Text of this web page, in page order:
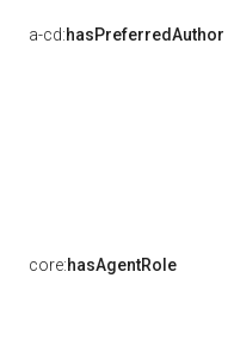
a-cd:hasPreferredAuthor
core:hasAgentRole